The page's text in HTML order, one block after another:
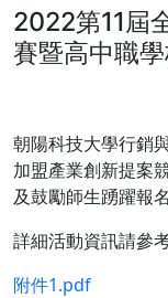
2022第11屆
賽暨高中職
朝陽科技大學行銷
加盟產業創新提案
及鼓勵師生踴躍報名
詳細活動資訊請參
附件1.pdf